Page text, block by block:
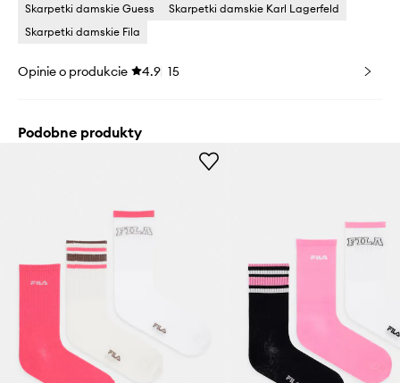
Skarpetki damskie Guess
Skarpetki damskie Karl Lagerfeld
Skarpetki damskie Fila
Opinie o produkcie 4.9 15
Podobne produkty